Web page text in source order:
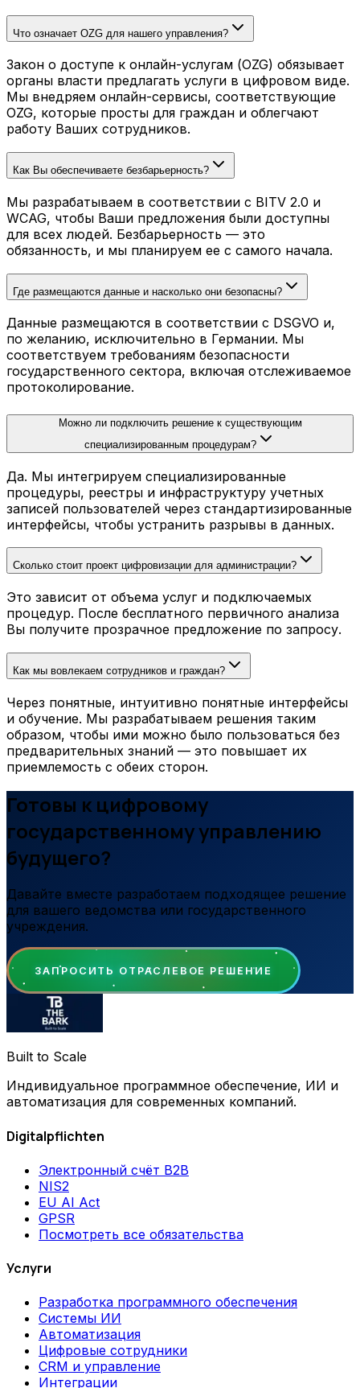
Что означает OZG для нашего управления?
Закон о доступе к онлайн-услугам (OZG) обязывает
органы власти предлагать услуги в цифровом виде.
Мы внедряем онлайн-сервисы, соответствующие
OZG, которые просты для граждан и облегчают
работу Ваших сотрудников.
Как Вы обеспечиваете безбарьерность?
Мы разрабатываем в соответствии с BITV 2.0 и
WCAG, чтобы Ваши предложения были доступны
для всех людей. Безбарьерность — это
обязанность, и мы планируем ее с самого начала.
Где размещаются данные и насколько они безопасны?
Данные размещаются в соответствии с DSGVO и,
по желанию, исключительно в Германии. Мы
соответствуем требованиям безопасности
государственного сектора, включая отслеживаемое
протоколирование.
Можно ли подключить решение к существующим
специализированным процедурам?
Да. Мы интегрируем специализированные
процедуры, реестры и инфраструктуру учетных
записей пользователей через стандартизированные
интерфейсы, чтобы устранить разрывы в данных.
Сколько стоит проект цифровизации для администрации?
Это зависит от объема услуг и подключаемых
процедур. После бесплатного первичного анализа
Вы получите прозрачное предложение по запросу.
Как мы вовлекаем сотрудников и граждан?
Через понятные, интуитивно понятные интерфейсы
и обучение. Мы разрабатываем решения таким
образом, чтобы ими можно было пользоваться без
предварительных знаний — это повышает их
приемлемость с обеих сторон.
Готовы к цифровому
государственному управлению
будущего?
Давайте вместе разработаем подходящее решение
для вашего ведомства или государственного
учреждения.
ЗАПРОСИТЬ ОТРАСЛЕВОЕ РЕШЕНИЕ
Built to Scale
Индивидуальное программное обеспечение, ИИ и
автоматизация для современных компаний.
Digitalpflichten
Электронный счёт B2B
NIS2
EU AI Act
GPSR
Посмотреть все обязательства
Услуги
Разработка программного обеспечения
Системы ИИ
Автоматизация
Цифровые сотрудники
CRM и управление
Интеграции